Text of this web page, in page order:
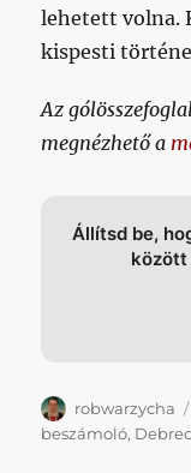
lehetett volna.
kispesti
Az
megnézhető a
Állítsd be,
között
Szerző
robwarzycha
beszámoló,